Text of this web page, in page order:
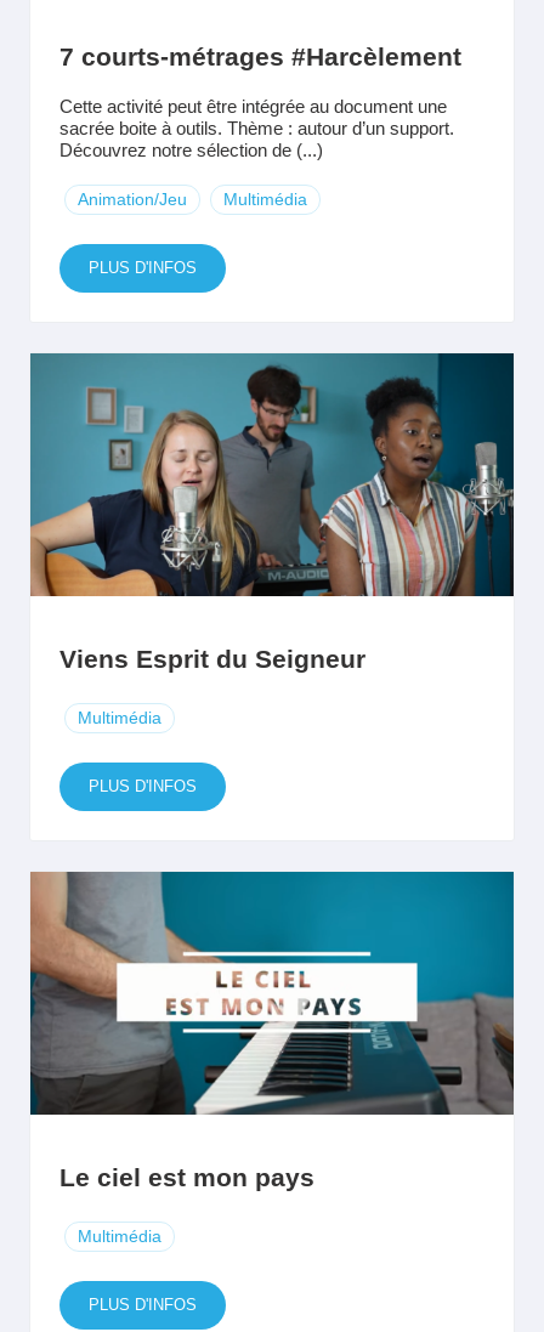
7 courts-métrages #Harcèlement
Cette activité peut être intégrée au document une
sacrée boite à outils. Thème : autour d’un support.
Découvrez notre sélection de (...)
Animation/Jeu Multimédia
PLUS D'INFOS
Viens Esprit du Seigneur
Multimédia
PLUS D'INFOS
Le ciel est mon pays
Multimédia
PLUS D'INFOS